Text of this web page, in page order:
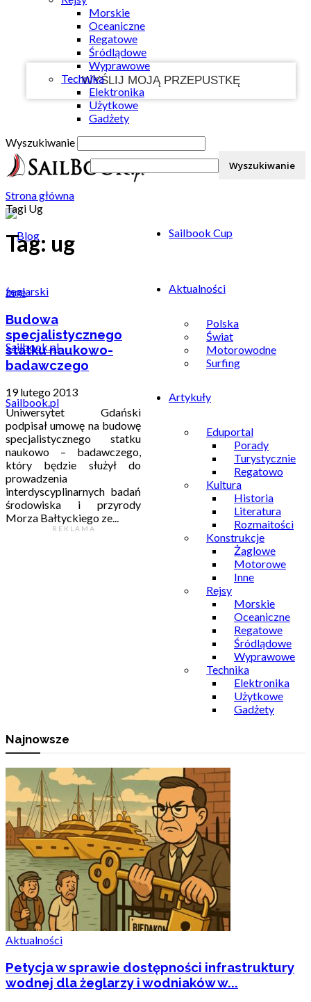
Morskie
Oceaniczne
Regatowe
Śródlądowe
Wyprawowe
Technika
Elektronika
Użytkowe
Gadżety
Wyszukiwanie
Sailbook.pl
Sailbook Cup
Aktualności
Polska
Świat
Motorowodne
Surfing
Artykuły
Eduportal
Porady
Turystycznie
Regatowo
Kultura
Historia
Literatura
Rozmaitości
Konstrukcje
Żaglowe
Motorowe
Inne
Rejsy
Morskie
Oceaniczne
Regatowe
Śródlądowe
Wyprawowe
Technika
Elektronika
Użytkowe
Gadżety
Strona główna
Tagi Ug
Tag: ug
Inne
Budowa
specjalistycznego
statku naukowo-
badawczego
19 lutego 2013
Uniwersytet Gdański
podpisał umowę na budowę
specjalistycznego statku
naukowo – badawczego,
który będzie służył do
prowadzenia
interdyscyplinarnych badań
środowiska i przyrody
Morza Bałtyckiego ze...
R E K L A M A
Najnowsze
Aktualności
Petycja w sprawie dostępności infrastruktury
wodnej dla żeglarzy i wodniaków w...